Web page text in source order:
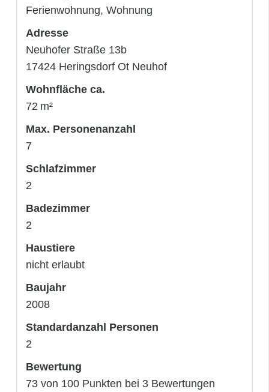
Ferienwohnung, Wohnung
Adresse
Neuhofer Straße 13b
17424 Heringsdorf Ot Neuhof
Wohnfläche ca.
72 m²
Max. Personenanzahl
7
Schlafzimmer
2
Badezimmer
2
Haustiere
nicht erlaubt
Baujahr
2008
Standardanzahl Personen
2
Bewertung
73 von 100 Punkten bei 3 Bewertungen